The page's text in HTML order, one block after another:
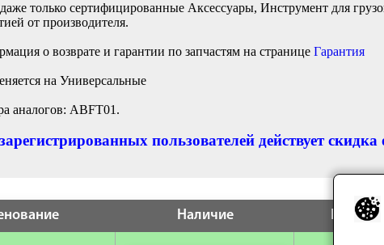
только сертифицированные Аксессуары, Инструмент для
от производителя.
о возврате и гарантии по запчастям на странице Гарантия
на Универсальные
аналогов: ABFT01.
пользователей действует
Наличие Цена